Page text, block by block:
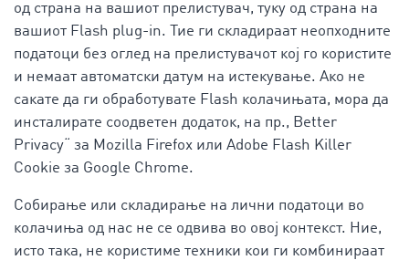
од страна на вашиот прелистувач, туку од страна на
вашиот Flash plug-in. Тие ги складираат неопходните
податоци без оглед на прелистувачот кој го користите
и немаат автоматски датум на истекување. Ако не
сакате да ги обработувате Flash колачињата, мора да
инсталирате соодветен додаток, на пр., Better
Privacy“ за Mozilla Firefox или Adobe Flash Killer
Cookie за Google Chrome.
Собирање или складирање на лични податоци во
колачиња од нас не се одвива во овој контекст. Ние,
исто така, не користиме техники кои ги комбинираат